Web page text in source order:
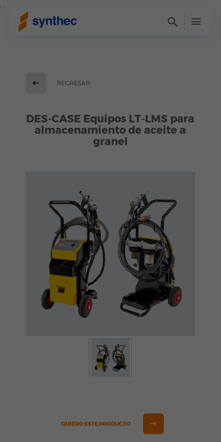
; ;
REGRESAR
DES-CASE Equipos LT-LMS para
almacenamiento de aceite a
granel
QUIERO ESTE PRODUCTO